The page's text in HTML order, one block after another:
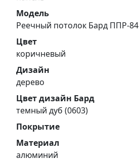
Модель
Реечный потолок Бард ППР-84
Цвет
коричневый
Дизайн
дерево
Цвет дизайн Бард
темный дуб (0603)
Покрытие
Материал
алюминий